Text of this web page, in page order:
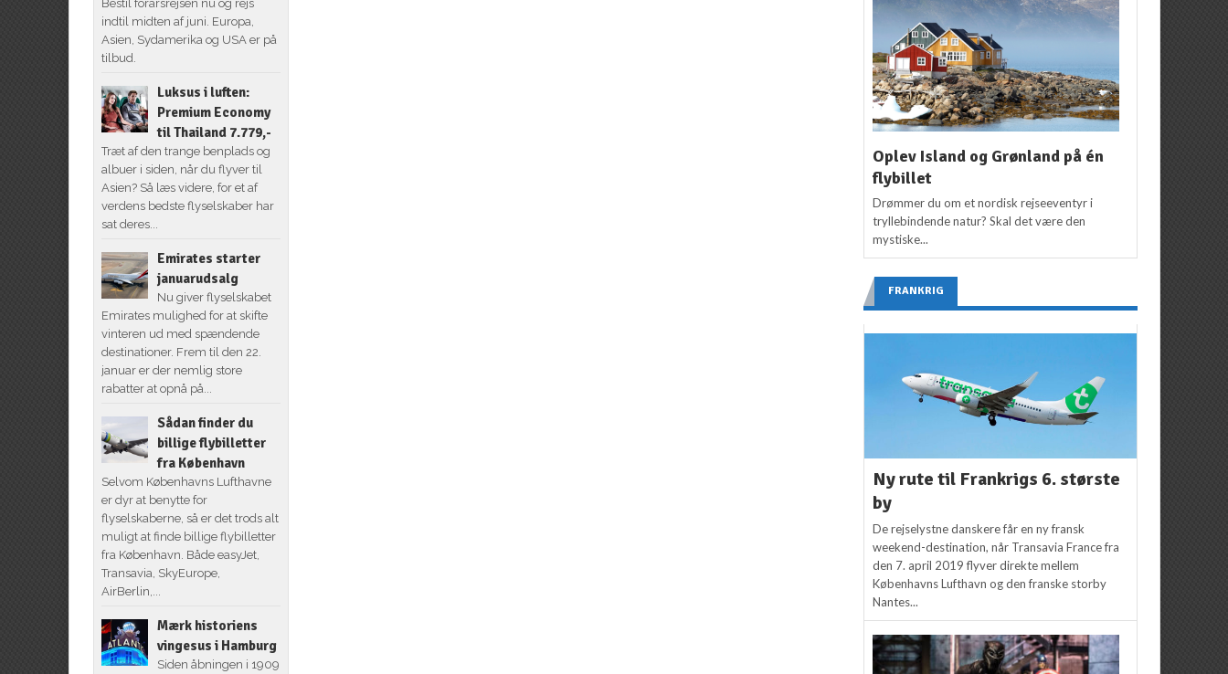
Bestil forårsrejsen nu og rejs
indtil midten af juni. Europa,
Asien, Sydamerika og USA er på
tilbud.
Luksus i luften:
Premium Economy
til Thailand 7.779,-
Træt af den trange benplads og
albuer i siden, når du flyver til
Asien? Så læs videre, for et af
verdens bedste flyselskaber har
sat deres...
Emirates starter
januarudsalg
Nu giver flyselskabet
Emirates mulighed for at skifte
vinteren ud med spændende
destinationer. Frem til den 22.
januar er der nemlig store
rabatter at opnå på...
Sådan finder du
billige flybilletter
fra København
Selvom Københavns Lufthavne
er dyr at benytte for
flyselskaberne, så er det trods alt
muligt at finde billige flybilletter
fra København. Både easyJet,
Transavia, SkyEurope,
AirBerlin,...
Mærk historiens
vingesus i Hamburg
Siden åbningen i 1909
Oplev Island og Grønland på én
flybillet
Drømmer du om et nordisk rejseeventyr i
tryllebindende natur? Skal det være den
mystiske...
FRANKRIG
Ny rute til Frankrigs 6. største
by
De rejselystne danskere får en ny fransk
weekend-destination, når Transavia France fra
den 7. april 2019 flyver direkte mellem
Københavns Lufthavn og den franske storby
Nantes...